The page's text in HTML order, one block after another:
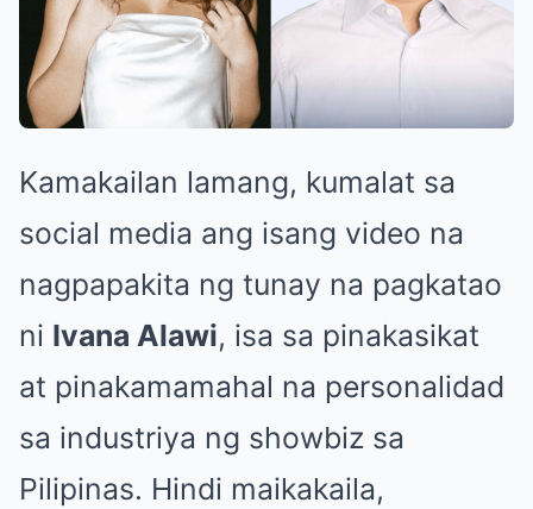
Kamakailan lamang, kumalat sa
social media ang isang video na
nagpapakita ng tunay na pagkatao
ni Ivana Alawi, isa sa pinakasikat
at pinakamamahal na personalidad
sa industriya ng showbiz sa
Pilipinas. Hindi maikakaila,